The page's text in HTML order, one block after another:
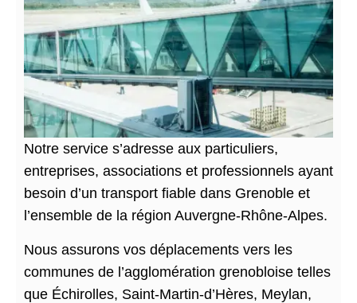
Notre service s’adresse aux particuliers,
entreprises, associations et professionnels ayant
besoin d’un transport fiable dans Grenoble et
l’ensemble de la région Auvergne-Rhône-Alpes.
Nous assurons vos déplacements vers les
communes de l’agglomération grenobloise telles
que Échirolles, Saint-Martin-d’Hères, Meylan,